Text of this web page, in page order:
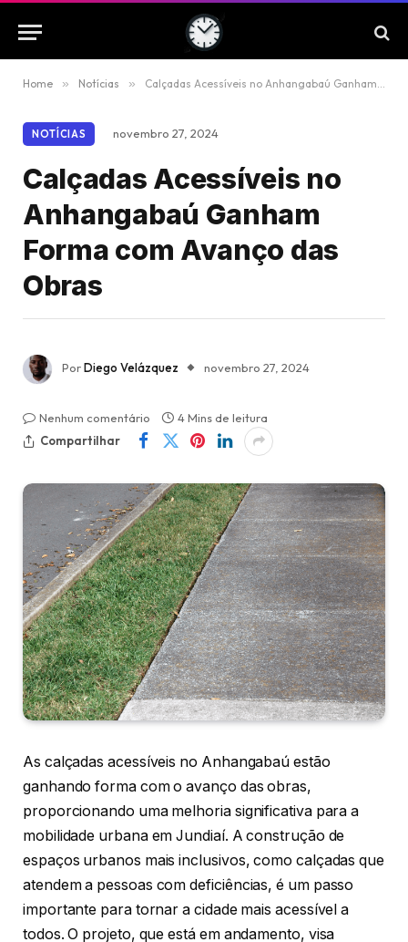
Home » Notícias » Calçadas Acessíveis no Anhangabaú Ganham Forma com Avanço das Obras
NOTÍCIAS novembro 27, 2024
Calçadas Acessíveis no
Anhangabaú Ganham
Forma com Avanço das
Obras
PorDiego Velázquez novembro 27, 2024
Nenhum comentário
4 Mins de leitura
Compartilhar
As calçadas acessíveis no Anhangabaú estão
ganhando forma com o avanço das obras,
proporcionando uma melhoria significativa para a
mobilidade urbana em Jundiaí. A construção de
espaços urbanos mais inclusivos, como calçadas que
atendem a pessoas com deficiências, é um passo
importante para tornar a cidade mais acessível a
todos. O projeto, que está em andamento, visa